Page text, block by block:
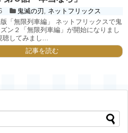
鬼滅の刃 , ネットフリックス
「無限列車編」 ネットフリックスで鬼
ン２「無限列車編」が開始になりまし
聴してみまし...
記事を読む